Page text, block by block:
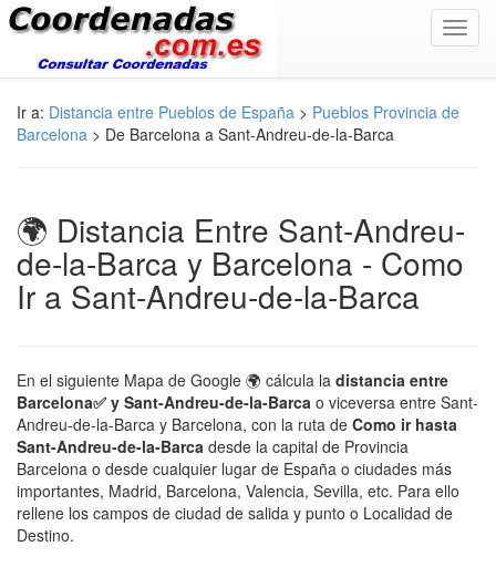
Ir a: Distancia entre Pueblos de España > Pueblos Provincia de
Barcelona > De Barcelona a Sant-Andreu-de-la-Barca
🌍 Distancia Entre Sant-Andreu-
de-la-Barca y Barcelona - Como
Ir a Sant-Andreu-de-la-Barca
En el siguiente Mapa de Google 🌍 cálcula la distancia entre
Barcelona✅ y Sant-Andreu-de-la-Barca o viceversa entre Sant-
Andreu-de-la-Barca y Barcelona, con la ruta de Como ir hasta
Sant-Andreu-de-la-Barca desde la capital de Provincia
Barcelona o desde cualquier lugar de España o ciudades más
importantes, Madrid, Barcelona, Valencia, Sevilla, etc. Para ello
rellene los campos de ciudad de salida y punto o Localidad de
Destino.